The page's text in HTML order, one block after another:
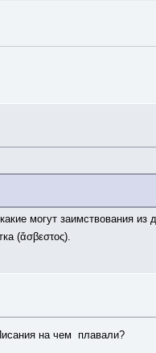
могут заимствования из
(ἄσβεστος).
на чем плавали?